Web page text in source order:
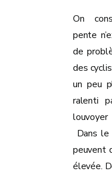
On
pente
de
des
un peu
ralenti
Dans
peuvent
élevée.